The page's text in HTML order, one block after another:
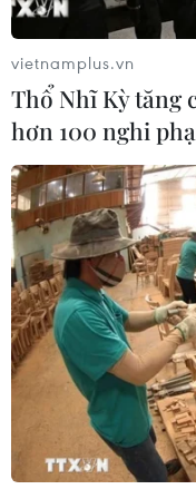
#xét nghiệm
Indonesia
Lào
Theo dõi VietnamPlus
TIN LIÊN QUAN
vietnamplus.vn
Thổ Nhĩ Kỳ tăng
hơn 100 nghi